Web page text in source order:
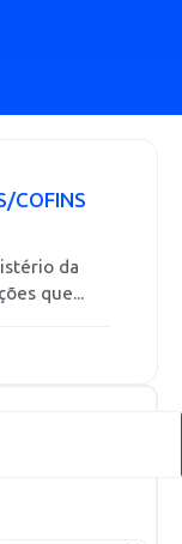
COFINS
da
que...